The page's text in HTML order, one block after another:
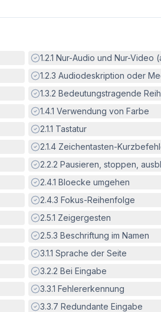
Erfüllt:
1.2.1 Nur-Audio und Nur-Video
Erfüllt:
1.2.3 Audiodeskription oder
Erfüllt:
1.3.2 Bedeutungstragende
Erfüllt:
1.4.1 Verwendung von Farbe
Erfüllt:
2.1.1 Tastatur
Erfüllt:
2.1.4 Zeichentasten-
Erfüllt:
2.2.2 Pausieren, stoppen,
Erfüllt:
2.4.1 Bloecke umgehen
Erfüllt:
2.4.3 Fokus-Reihenfolge
Erfüllt:
2.5.1 Zeigergesten
Erfüllt:
2.5.3 Beschriftung im Namen
Erfüllt:
3.1.1 Sprache der Seite
Erfüllt:
3.2.2 Bei Eingabe
Erfüllt:
3.3.1 Fehlererkennung
Erfüllt:
3.3.7 Redundante Eingabe